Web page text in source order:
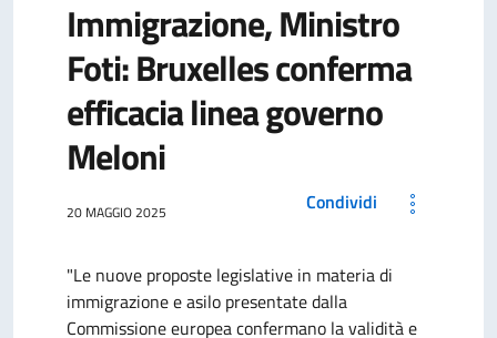
Immigrazione, Ministro
Foti: Bruxelles conferma
efficacia linea governo
Meloni
20 MAGGIO 2025 Condividi
"Le nuove proposte legislative in materia di
immigrazione e asilo presentate dalla
Commissione europea confermano la validità e